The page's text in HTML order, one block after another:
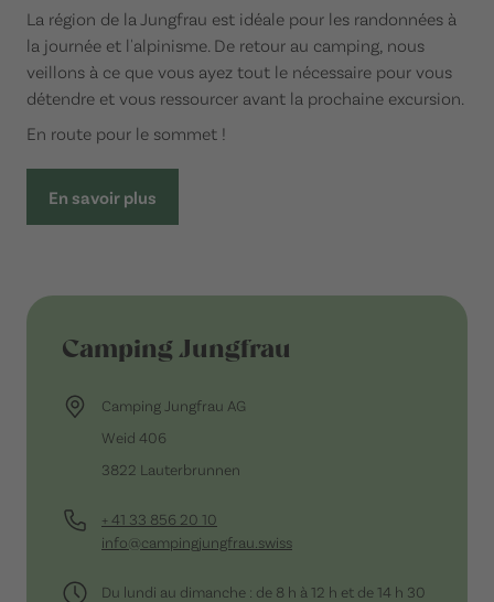
La région de la Jungfrau est idéale pour les randonnées à
la journée et l'alpinisme. De retour au camping, nous
veillons à ce que vous ayez tout le nécessaire pour vous
détendre et vous ressourcer avant la prochaine excursion.
En route pour le sommet !
En savoir plus
Camping Jungfrau
Camping Jungfrau AG
Weid 406
3822 Lauterbrunnen
+ 41 33 856 20 10
info@campingjungfrau.swiss
Du lundi au dimanche : de 8 h à 12 h et de 14 h 30